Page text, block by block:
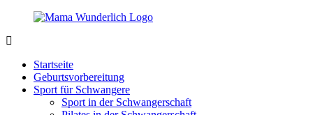
Zurück
Inhalt
sein
wunderbar!
Startseite
Geburtsvorbereitung
Sport für Schwangere
Sport in der Schwangerschaft